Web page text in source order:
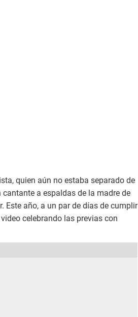
quien aún no estaba separado de
a espaldas de la madre de
Este año, a un par de días de cumplir
celebrando las previas con